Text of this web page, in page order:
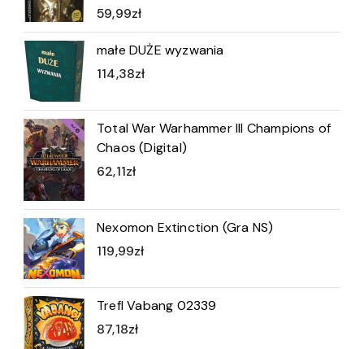
59,99zł
małe DUŻE wyzwania
114,38zł
Total War Warhammer III Champions of
Chaos (Digital)
62,11zł
Nexomon Extinction (Gra NS)
119,99zł
Trefl Vabang 02339
87,18zł